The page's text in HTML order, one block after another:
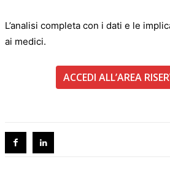
L’analisi completa con i dati e le
ai medici.
ACCEDI ALL’AREA